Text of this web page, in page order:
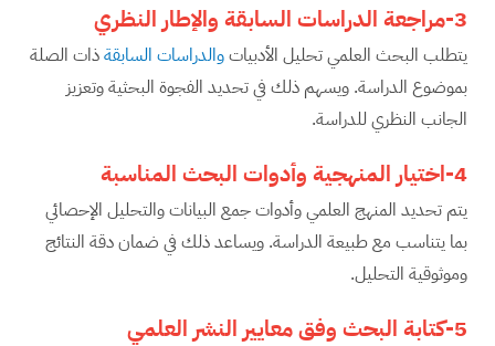
3-مراجعة الدراسات السابقة والإطار النظري
يتطلب البحث العلمي تحليل الأدبياتوالدراسات السابقةذات الصلة
بموضوع الدراسة. ويسهم ذلك في تحديد الفجوة البحثية وتعزيز
الجانب النظري للدراسة.
4-اختيار المنهجية وأدوات البحث المناسبة
يتم تحديد المنهج العلمي وأدوات جمع البيانات والتحليل الإحصائي
بما يتناسب مع طبيعة الدراسة. ويساعد ذلك في ضمان دقة النتائج
وموثوقية التحليل.
5-كتابة البحث وفق معايير النشر العلمي